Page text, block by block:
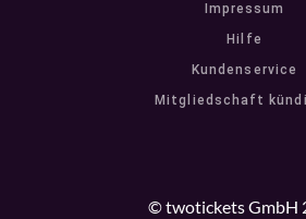
Impressum
Hilfe
Kundenservice
Mitgliedschaft
© twotickets GmbH